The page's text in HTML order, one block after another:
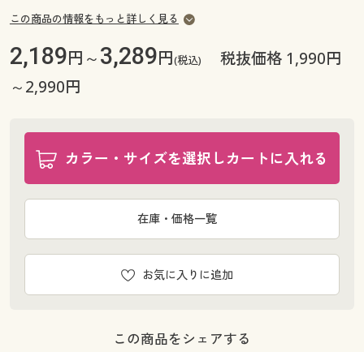
この商品の情報をもっと詳しく見る
2,189円～3,289円(税込)
税抜価格 1,990円
～2,990円
カラー・サイズを選択しカートに入れる
お気に入りに追加
在庫・価格一覧
この商品をシェアする